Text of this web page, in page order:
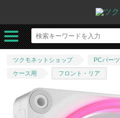
ツクモネットショップ PCパーツ
ケース用
フロント・リア